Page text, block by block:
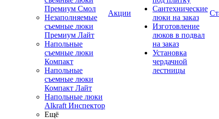
Премиум Смол
Незаполняемые
съемные люки
Премиум Лайт
Напольные
съемные люки
Компакт
Напольные
съемные люки
Компакт Лайт
Напольные люки
Alkraft Инспектор
Ещё
Акции
Сантехнические
люки на заказ
Изготовление
люков в подвал
на заказ
Установка
чердачной
лестницы